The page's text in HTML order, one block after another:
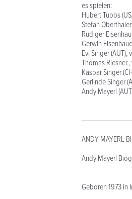
es spielen:
Hubert Tubbs
Stefan
Rüdiger
Gerwin
Evi Singer (AUT),
Thomas
Kaspar Singer
Gerlinde Singer
Andy Mayerl
ANDY MAYERL
Andy Mayerl
Geboren 1973 in